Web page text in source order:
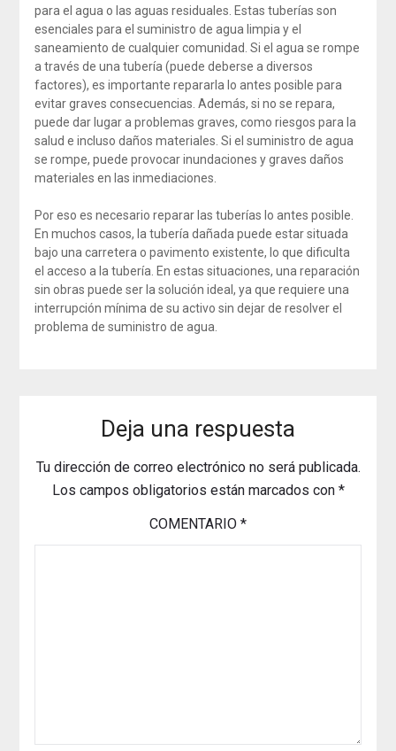
para el agua o las aguas residuales. Estas tuberías son
esenciales para el suministro de agua limpia y el
saneamiento de cualquier comunidad. Si el agua se rompe
a través de una tubería (puede deberse a diversos
factores), es importante repararla lo antes posible para
evitar graves consecuencias. Además, si no se repara,
puede dar lugar a problemas graves, como riesgos para la
salud e incluso daños materiales. Si el suministro de agua
se rompe, puede provocar inundaciones y graves daños
materiales en las inmediaciones.
Por eso es necesario reparar las tuberías lo antes posible.
En muchos casos, la tubería dañada puede estar situada
bajo una carretera o pavimento existente, lo que dificulta
el acceso a la tubería. En estas situaciones, una reparación
sin obras puede ser la solución ideal, ya que requiere una
interrupción mínima de su activo sin dejar de resolver el
problema de suministro de agua.
Deja una respuesta
Tu dirección de correo electrónico no será publicada.
Los campos obligatorios están marcados con *
COMENTARIO *